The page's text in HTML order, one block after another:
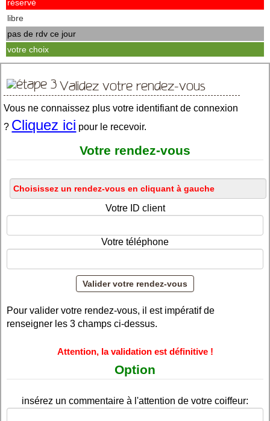
réservé
libre
pas de rdv ce jour
votre choix
Validez votre rendez-vous
Vous ne connaissez plus votre identifiant de connexion
? Cliquez ici pour le recevoir.
Votre rendez-vous
Votre ID client
Votre téléphone
Pour valider votre rendez-vous, il est impératif de
renseigner les 3 champs ci-dessus.
Attention, la validation est définitive !
Option
insérez un commentaire à l'attention de votre coiffeur: